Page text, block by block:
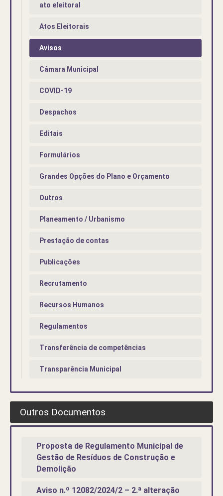
ato eleitoral
Atos Eleitorais
Avisos
Câmara Municipal
COVID-19
Despachos
Editais
Formulários
Grandes Opções do Plano e Orçamento
Outros
Planeamento / Urbanismo
Prestação de contas
Publicações
Recrutamento
Recursos Humanos
Regulamentos
Transferência de competências
Transparência Municipal
Outros Documentos
Proposta de Regulamento Municipal de
Gestão de Resíduos de Construção e
Demolição
Aviso n.º 12082/2024/2 – 2.ª alteração